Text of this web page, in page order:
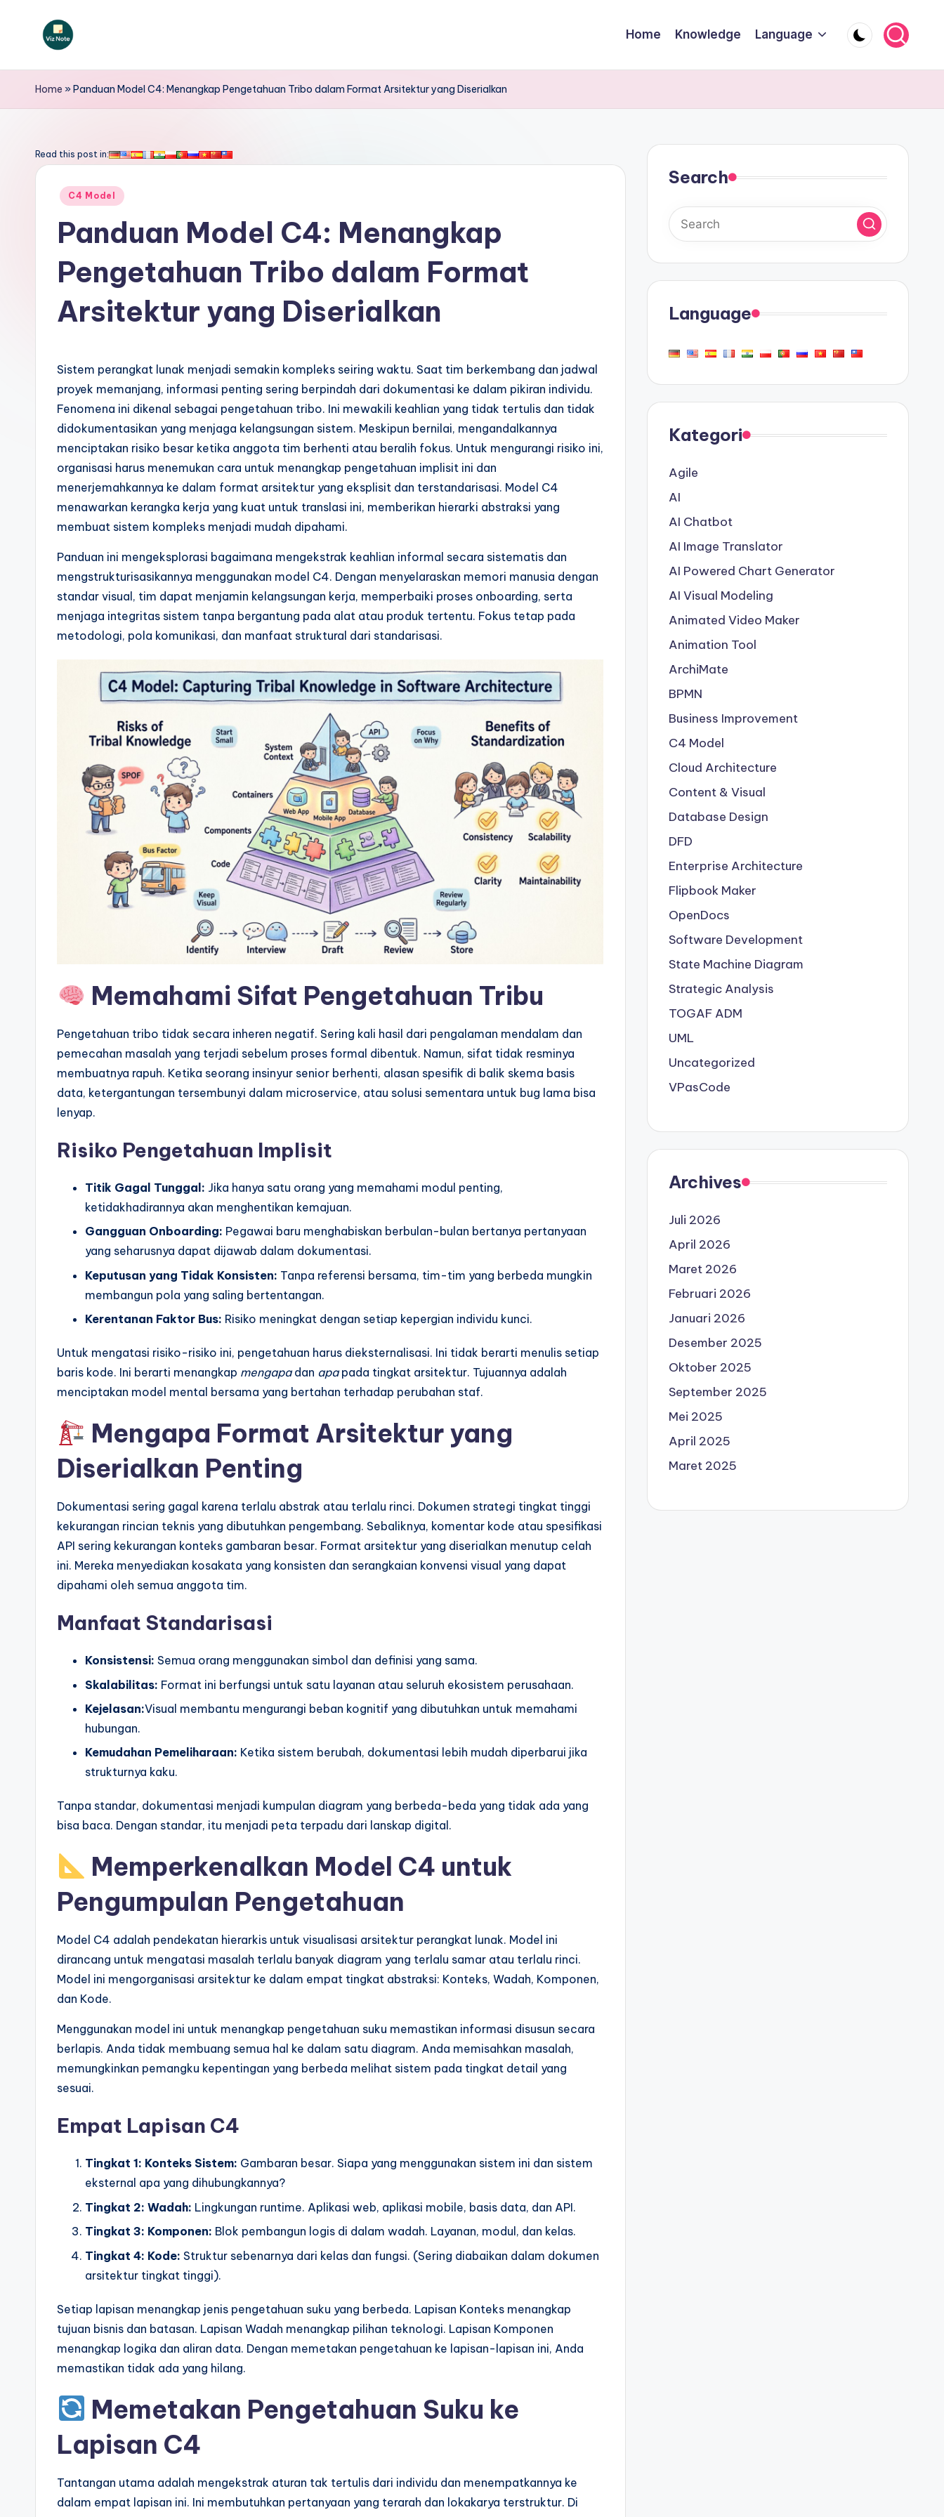
V
iz
o
si
A
Home Knowledge Language
Home »Panduan Model C4: Menangkap Pengetahuan Tribo dalam Format Arsitektur yang Diserialkan
Read this post in:
Posted
C4 Model
Panduan Model C4: Menangkap
Pengetahuan Tribo dalam Format
Arsitektur yang Diserialkan
Sistem perangkat lunak menjadi semakin kompleks seiring waktu. Saat tim berkembang dan jadwal
proyek memanjang, informasi penting sering berpindah dari dokumentasi ke dalam pikiran individu.
Fenomena ini dikenal sebagai pengetahuan tribo. Ini mewakili keahlian yang tidak tertulis dan tidak
didokumentasikan yang menjaga kelangsungan sistem. Meskipun bernilai, mengandalkannya
menciptakan risiko besar ketika anggota tim berhenti atau beralih fokus. Untuk mengurangi risiko ini,
organisasi harus menemukan cara untuk menangkap pengetahuan implisit ini dan
menerjemahkannya ke dalam format arsitektur yang eksplisit dan terstandarisasi. Model C4
menawarkan kerangka kerja yang kuat untuk translasi ini, memberikan hierarki abstraksi yang
membuat sistem kompleks menjadi mudah dipahami.
Panduan ini mengeksplorasi bagaimana mengekstrak keahlian informal secara sistematis dan
mengstrukturisasikannya menggunakan model C4. Dengan menyelaraskan memori manusia dengan
standar visual, tim dapat menjamin kelangsungan kerja, memperbaiki proses onboarding, serta
menjaga integritas sistem tanpa bergantung pada alat atau produk tertentu. Fokus tetap pada
metodologi, pola komunikasi, dan manfaat struktural dari standarisasi.
Memahami Sifat Pengetahuan Tribu
Pengetahuan tribo tidak secara inheren negatif. Sering kali hasil dari pengalaman mendalam dan
pemecahan masalah yang terjadi sebelum proses formal dibentuk. Namun, sifat tidak resminya
membuatnya rapuh. Ketika seorang insinyur senior berhenti, alasan spesifik di balik skema basis
data, ketergantungan tersembunyi dalam microservice, atau solusi sementara untuk bug lama bisa
lenyap.
Risiko Pengetahuan Implisit
Titik Gagal Tunggal: Jika hanya satu orang yang memahami modul penting,
ketidakhadirannya akan menghentikan kemajuan.
Gangguan Onboarding: Pegawai baru menghabiskan berbulan-bulan bertanya pertanyaan
yang seharusnya dapat dijawab dalam dokumentasi.
Keputusan yang Tidak Konsisten: Tanpa referensi bersama, tim-tim yang berbeda mungkin
membangun pola yang saling bertentangan.
Kerentanan Faktor Bus: Risiko meningkat dengan setiap kepergian individu kunci.
Untuk mengatasi risiko-risiko ini, pengetahuan harus dieksternalisasi. Ini tidak berarti menulis setiap
baris kode. Ini berarti menangkap mengapadan apapada tingkat arsitektur. Tujuannya adalah
menciptakan model mental bersama yang bertahan terhadap perubahan staf.
Mengapa Format Arsitektur yang
Diserialkan Penting
Dokumentasi sering gagal karena terlalu abstrak atau terlalu rinci. Dokumen strategi tingkat tinggi
kekurangan rincian teknis yang dibutuhkan pengembang. Sebaliknya, komentar kode atau spesifikasi
API sering kekurangan konteks gambaran besar. Format arsitektur yang diserialkan menutup celah
ini. Mereka menyediakan kosakata yang konsisten dan serangkaian konvensi visual yang dapat
dipahami oleh semua anggota tim.
Manfaat Standarisasi
Konsistensi: Semua orang menggunakan simbol dan definisi yang sama.
Skalabilitas: Format ini berfungsi untuk satu layanan atau seluruh ekosistem perusahaan.
Kejelasan:Visual membantu mengurangi beban kognitif yang dibutuhkan untuk memahami
hubungan.
Kemudahan Pemeliharaan: Ketika sistem berubah, dokumentasi lebih mudah diperbarui jika
strukturnya kaku.
Tanpa standar, dokumentasi menjadi kumpulan diagram yang berbeda-beda yang tidak ada yang
bisa baca. Dengan standar, itu menjadi peta terpadu dari lanskap digital.
Memperkenalkan Model C4 untuk
Pengumpulan Pengetahuan
Model C4 adalah pendekatan hierarkis untuk visualisasi arsitektur perangkat lunak. Model ini
dirancang untuk mengatasi masalah terlalu banyak diagram yang terlalu samar atau terlalu rinci.
Model ini mengorganisasi arsitektur ke dalam empat tingkat abstraksi: Konteks, Wadah, Komponen,
dan Kode.
Menggunakan model ini untuk menangkap pengetahuan suku memastikan informasi disusun secara
berlapis. Anda tidak membuang semua hal ke dalam satu diagram. Anda memisahkan masalah,
memungkinkan pemangku kepentingan yang berbeda melihat sistem pada tingkat detail yang
sesuai.
Empat Lapisan C4
Tingkat 1: Konteks Sistem: Gambaran besar. Siapa yang menggunakan sistem ini dan sistem
eksternal apa yang dihubungkannya?
Tingkat 2: Wadah: Lingkungan runtime. Aplikasi web, aplikasi mobile, basis data, dan API.
Tingkat 3: Komponen: Blok pembangun logis di dalam wadah. Layanan, modul, dan kelas.
Tingkat 4: Kode: Struktur sebenarnya dari kelas dan fungsi. (Sering diabaikan dalam dokumen
arsitektur tingkat tinggi).
Setiap lapisan menangkap jenis pengetahuan suku yang berbeda. Lapisan Konteks menangkap
tujuan bisnis dan batasan. Lapisan Wadah menangkap pilihan teknologi. Lapisan Komponen
menangkap logika dan aliran data. Dengan memetakan pengetahuan ke lapisan-lapisan ini, Anda
memastikan tidak ada yang hilang.
Memetakan Pengetahuan Suku ke
Lapisan C4
Tantangan utama adalah mengekstrak aturan tak tertulis dari individu dan menempatkannya ke
dalam empat lapisan ini. Ini membutuhkan pertanyaan yang terarah dan lokakarya terstruktur. Di
Search
Language
Kategori
Agile
AI
AI Chatbot
AI Image Translator
AI Powered Chart Generator
AI Visual Modeling
Animated Video Maker
Animation Tool
ArchiMate
BPMN
Business Improvement
C4 Model
Cloud Architecture
Content & Visual
Database Design
DFD
Enterprise Architecture
Flipbook Maker
OpenDocs
Software Development
State Machine Diagram
Strategic Analysis
TOGAF ADM
UML
Uncategorized
VPasCode
Archives
Juli 2026
April 2026
Maret 2026
Februari 2026
Januari 2026
Desember 2025
Oktober 2025
September 2025
Mei 2025
April 2025
Maret 2025